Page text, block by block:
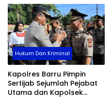
Hukum Dan Kriminal
Kapolres Barru Pimpin
Sertijab Sejumlah Pejabat
Utama dan Kapolsek